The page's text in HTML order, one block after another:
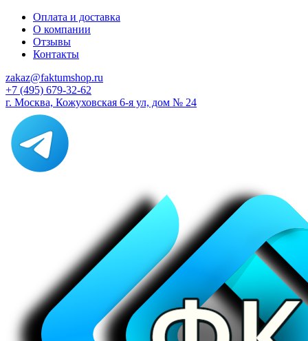
Оплата и доставка
О компании
Отзывы
Контакты
zakaz@faktumshop.ru
+7 (495) 679-32-62
г. Москва, Кожуховская 6-я ул, дом № 24